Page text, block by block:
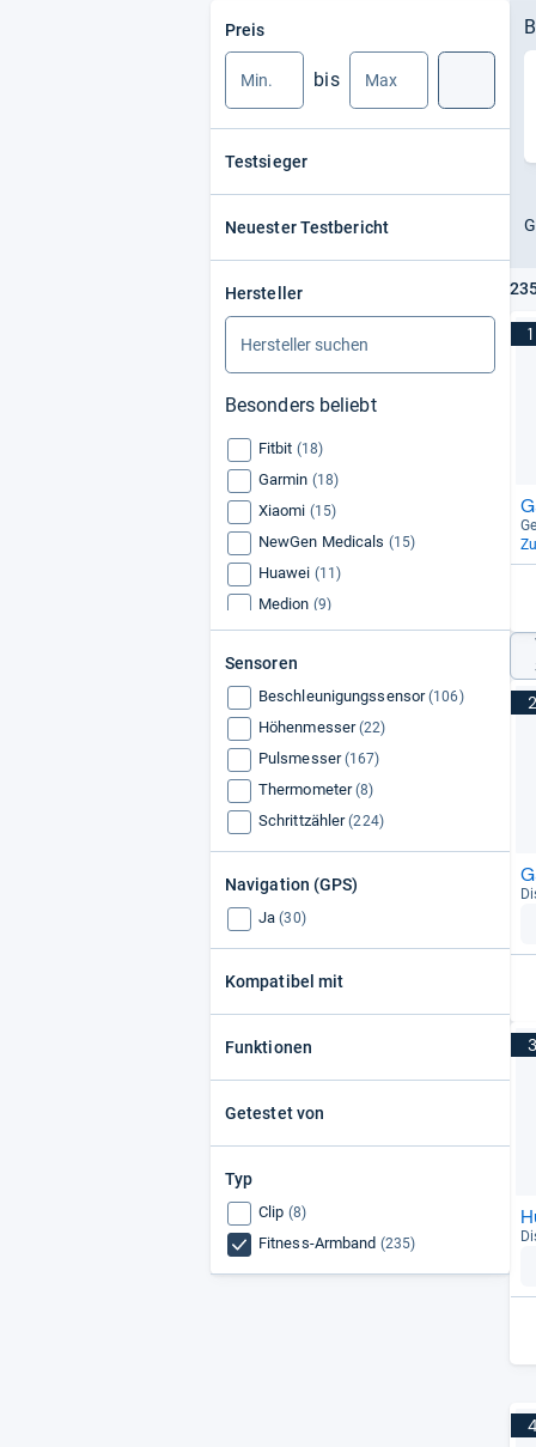
Preis
bis
Testsieger
Neuester Testbericht
Hersteller
Besonders beliebt
Fitbit (18)
Garmin (18)
Xiaomi (15)
NewGen Medicals (15)
Huawei (11)
Medion (9)
Withings (9)
Polar
JTC (8)
Sensoren
Beschleunigungssensor (106)
Höhenmesser (22)
Pulsmesser (167)
Thermometer (8)
Schrittzähler (224)
Navigation (GPS)
Ja (30)
Kompatibel mit
Funktionen
Getestet von
Typ
Clip (8)
Fitness-Armband (235)
1